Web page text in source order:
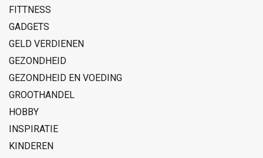
FITTNESS
GADGETS
GELD VERDIENEN
GEZONDHEID
GEZONDHEID EN VOEDING
GROOTHANDEL
HOBBY
INSPIRATIE
KINDEREN